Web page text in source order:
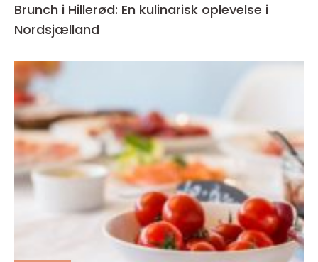
Brunch i Hillerød: En kulinarisk oplevelse i
Nordsjælland